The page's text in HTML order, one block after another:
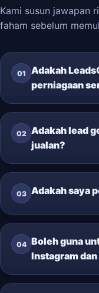
Kami susun jawapan
faham sebelum
01
Adakah
perniagaan
02 Adakah lead
jualan?
03 Adakah saya
04 Boleh guna
Instagram